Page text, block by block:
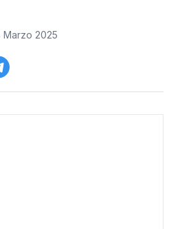
Marzo 2025